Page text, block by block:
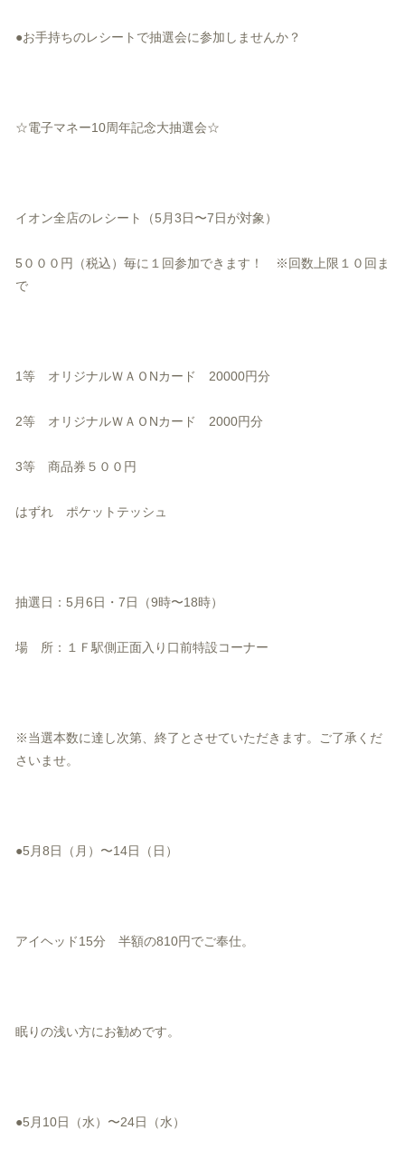
●お手持ちのレシートで抽選会に参加しませんか？
☆電子マネー10周年記念大抽選会☆
イオン全店のレシート（5月3日〜7日が対象）
5０００円（税込）毎に１回参加できます！ ※回数上限１０回ま
で
1等 オリジナルＷＡＯNカード 20000円分
2等 オリジナルＷＡＯNカード 2000円分
3等 商品券５００円
はずれ ポケットテッシュ
抽選日：5月6日・7日（9時〜18時）
場 所：１Ｆ駅側正面入り口前特設コーナー
※当選本数に達し次第、終了とさせていただきます。
ご了承くだ
さいませ。
●5月8日（月）〜14日（日）
アイヘッド15分 半額の810円でご奉仕。
眠りの浅い方にお勧めです。
●5月10日（水）〜24日（水）